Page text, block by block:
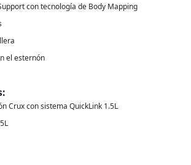
con tecnología de Body Mapping
el esternón
Crux con sistema QuickLink 1.5L